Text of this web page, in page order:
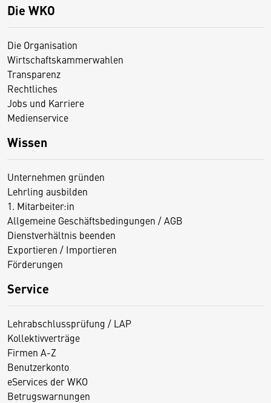
Die WKO
Die Organisation
Wirtschaftskammerwahlen
Transparenz
Rechtliches
Jobs und Karriere
Medienservice
Wissen
Unternehmen gründen
Lehrling ausbilden
1. Mitarbeiter:in
Allgemeine Geschäftsbedingungen / AGB
Dienstverhältnis beenden
Exportieren / Importieren
Förderungen
Service
Lehrabschlussprüfung / LAP
Kollektivverträge
Firmen A-Z
Benutzerkonto
eServices der WKO
Betrugswarnungen